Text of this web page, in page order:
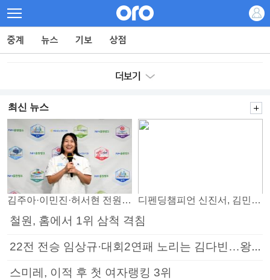
최신 뉴스
김주아·이민진·허서현 전원 승리… 평택, 부안 꺾고 5연승 디펜딩챔피언 신진서, 김민석 꺾고 8강으로
철원, 홈에서 1위 삼척 격침
22전 전승 임상규·대회2연패 노리는 김다빈…왕중왕전 16강 7일부터
스미레, 이적 후 첫 여자랭킹 3위